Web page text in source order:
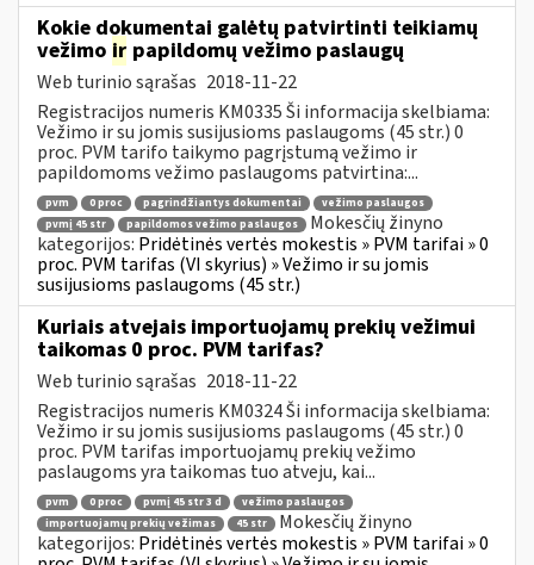
Kokie dokumentai galėtų patvirtinti teikiamų
vežimo ir papildomų vežimo paslaugų
Web turinio sąrašas 2018-11-22
Registracijos numeris KM0335 Ši informacija skelbiama:
Vežimo ir su jomis susijusioms paslaugoms (45 str.) 0
proc. PVM tarifo taikymo pagrįstumą vežimo ir
papildomoms vežimo paslaugoms patvirtina:...
pvm 0 proc pagrindžiantys dokumentai
vežimo paslaugos
pvmį 45 str
papildomos vežimo paslaugos
Mokesčių žinyno
kategorijos: Pridėtinės vertės mokestis » PVM tarifai » 0
proc. PVM tarifas (VI skyrius) » Vežimo ir su jomis
susijusioms paslaugoms (45 str.)
Kuriais atvejais importuojamų prekių vežimui
taikomas 0 proc. PVM tarifas?
Web turinio sąrašas 2018-11-22
Registracijos numeris KM0324 Ši informacija skelbiama:
Vežimo ir su jomis susijusioms paslaugoms (45 str.) 0
proc. PVM tarifas importuojamų prekių vežimo
paslaugoms yra taikomas tuo atveju, kai...
pvm 0 proc pvmį 45 str 3 d
vežimo paslaugos
importuojamų prekių vežimas
45 str
Mokesčių žinyno
kategorijos: Pridėtinės vertės mokestis » PVM tarifai » 0